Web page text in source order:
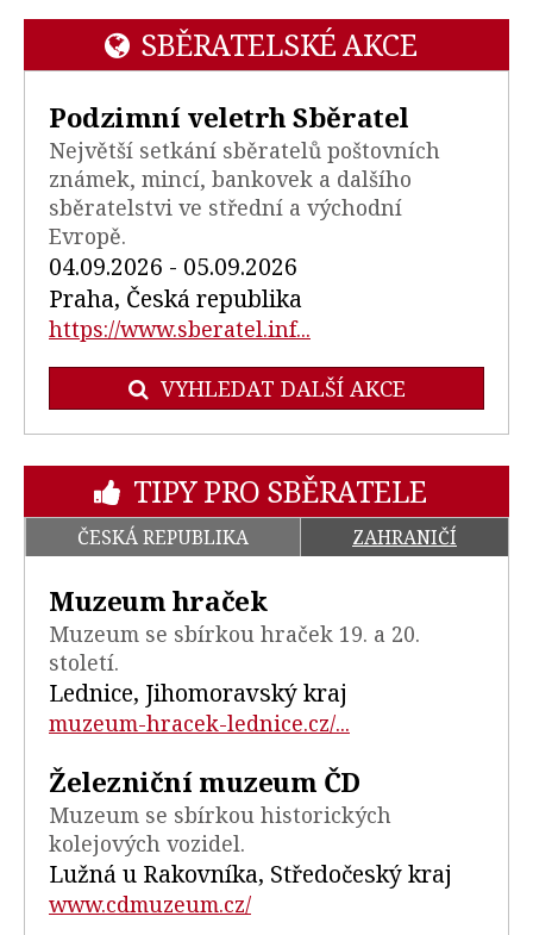
SBĚRATELSKÉ AKCE
Podzimní veletrh Sběratel
Největší setkání sběratelů poštovních
známek, mincí, bankovek a dalšího
sběratelstvi ve střední a východní
Evropě.
04.09.2026 - 05.09.2026
Praha, Česká republika
https://www.sberatel.inf...
VYHLEDAT DALŠÍ AKCE
TIPY PRO SBĚRATELE
ČESKÁ REPUBLIKA ZAHRANIČÍ
Muzeum hraček
Muzeum se sbírkou hraček 19. a 20.
století.
Lednice, Jihomoravský kraj
muzeum-hracek-lednice.cz/...
Železniční muzeum ČD
Muzeum se sbírkou historických
kolejových vozidel.
Lužná u Rakovníka, Středočeský kraj
www.cdmuzeum.cz/